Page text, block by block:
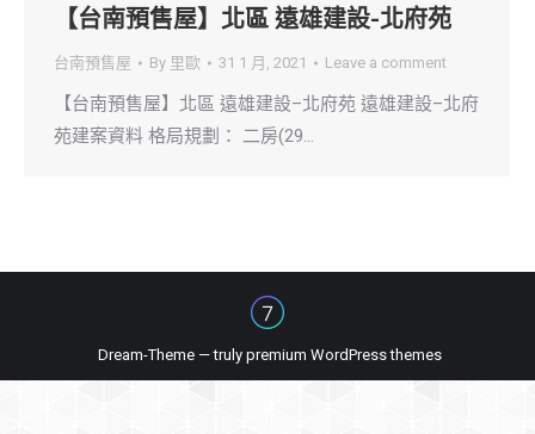
【台南預售屋】北區 遠雄建設-北府苑
台南預售屋 By 里歐 31 1 月, 2021 Leave a comment
【台南預售屋】北區 遠雄建設–北府苑 遠雄建設–北府
苑建案資料 格局規劃： 二房(29…
Dream-Theme — truly premium WordPress themes